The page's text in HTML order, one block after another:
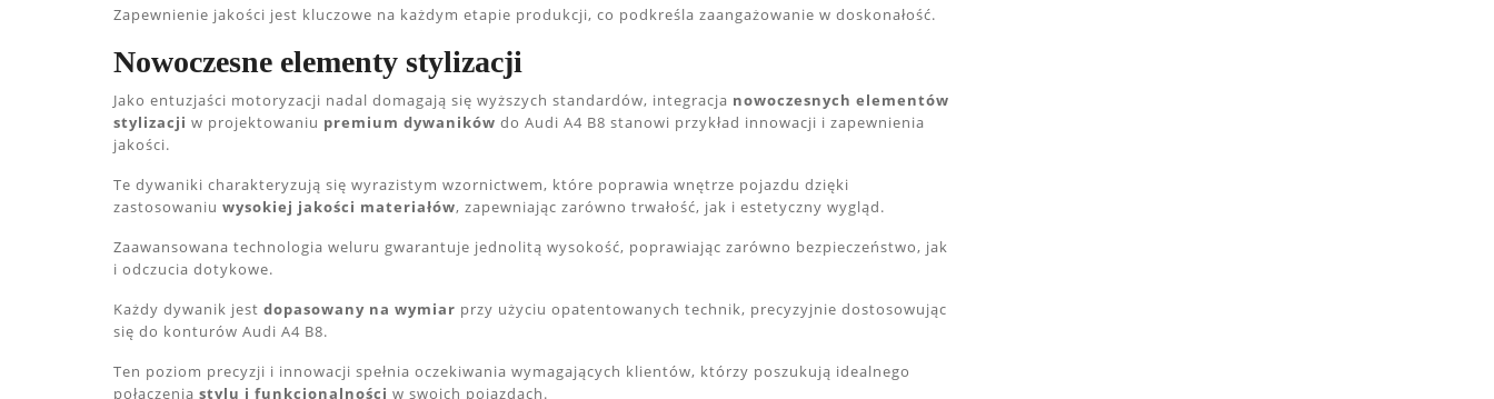
Zapewnienie jakości jest kluczowe na każdym etapie produkcji, co podkreśla zaangażowanie w doskonałość.
Nowoczesne elementy stylizacji
Jako entuzjaści motoryzacji nadal domagają się wyższych standardów, integracja nowoczesnych elementów
stylizacji w projektowaniu premium dywaników do Audi A4 B8 stanowi przykład innowacji i zapewnienia
jakości.
Te dywaniki charakteryzują się wyrazistym wzornictwem, które poprawia wnętrze pojazdu dzięki
zastosowaniu wysokiej jakości materiałów, zapewniając zarówno trwałość, jak i estetyczny wygląd.
Zaawansowana technologia weluru gwarantuje jednolitą wysokość, poprawiając zarówno bezpieczeństwo, jak
i odczucia dotykowe.
Każdy dywanik jest dopasowany na wymiar przy użyciu opatentowanych technik, precyzyjnie dostosowując
się do konturów Audi A4 B8.
Ten poziom precyzji i innowacji spełnia oczekiwania wymagających klientów, którzy poszukują idealnego
połączenia stylu i funkcjonalności w swoich pojazdach.